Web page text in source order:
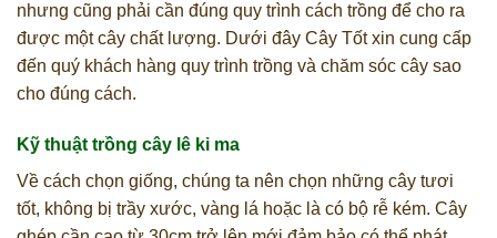
nhưng cũng phải cần đúng quy trình cách trồng để cho ra
được một cây chất lượng. Dưới đây Cây Tốt xin cung cấp
đến quý khách hàng quy trình trồng và chăm sóc cây sao
cho đúng cách.
Kỹ thuật trồng cây lê ki ma
Về cách chọn giống, chúng ta nên chọn những cây tươi
tốt, không bị trầy xước, vàng lá hoặc là có bộ rễ kém. Cây